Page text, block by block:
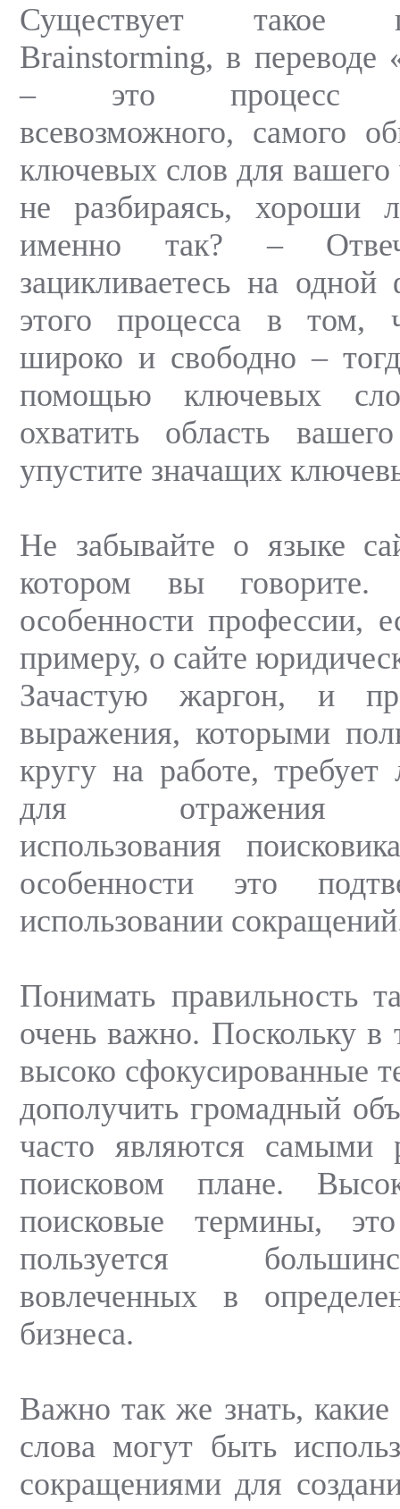
Существует такое
Brainstorming, в переводе
– это процесс
всевозможного, самого
ключевых слов для вашего
не разбираясь, хороши
именно так? –
зацикливаетесь на одной
этого процесса в том,
широко и свободно –
помощью ключевых
охватить область
упустите значащих
Не забывайте о языке
котором вы говорите.
особенности профессии,
примеру, о сайте
Зачастую жаргон, и
выражения, которыми
кругу на работе, требует
для отражения
использования
особенности это
использовании
Понимать правильность
очень важно. Поскольку в
высоко сфокусированные
дополучить громадный
часто являются самыми
поисковом плане.
поисковые термины,
пользуется
вовлеченных в
бизнеса.
Важно так же знать,
слова могут быть
сокращениями для